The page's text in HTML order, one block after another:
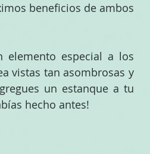
beneficios de ambos
elemento especial a los
vistas tan asombrosas y
un estanque a tu
hecho antes!